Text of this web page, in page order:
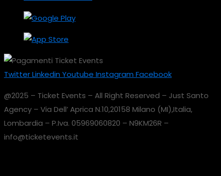
TwitterLinkedin Youtube Instagram Facebook
@2025 – Ticket Events – All Right Reserved – Just Santo
Agency – Via Dell’ Aprica N.10,20158 Milano (MI),Italia,
Lombardia – P.Iva. 05969060820 – N9KM26R –
info@ticketevents.it